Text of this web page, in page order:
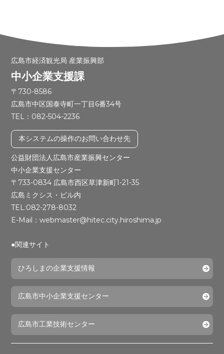
広島市経済観光局 産業振興部
中小企業支援課
〒730-8586
広島市中区国泰寺町一丁目6番34号
TEL：082-504-2236
本システムの操作のお問い合わせ先
公益財団法人広島市産業振興センター
中小企業支援センター
〒733-0834 広島市西区草津新町1-21-35
広島ミクシス・ビル内
TEL:082-278-8032
E-Mail：webmaster@hitec.city.hiroshima.jp
●関連サイト
ひろしまの企業支援情報
広島市中小企業支援センター
広島市工業技術センター